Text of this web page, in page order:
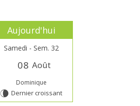
Aujourd'hui
Samedi - Sem. 32
08 Août
Dominique
V Dernier croissant